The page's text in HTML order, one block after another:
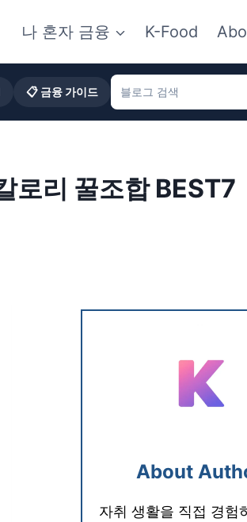
나 혼자 금융 K-Food
📋 금융 가이드
로리 꿀조합 BEST7
About
자취 생활을 직접 경험